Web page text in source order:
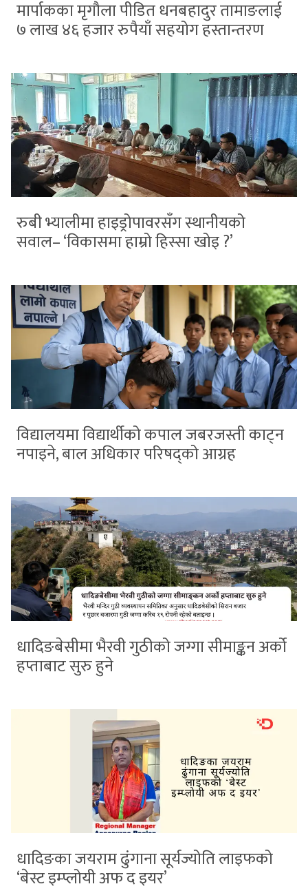
मार्पाकका मृगौला पीडित धनबहादुर तामाङलाई
७ लाख ४६ हजार रुपैयाँ सहयोग हस्तान्तरण
रुबी भ्यालीमा हाइड्रोपावरसँग स्थानीयको
सवाल– ‘विकासमा हाम्रो हिस्सा खोइ ?’
विद्यालयमा विद्यार्थीको कपाल जबरजस्ती काट्न
नपाइने, बाल अधिकार परिषद्को आग्रह
धादिङबेसीमा भैरवी गुठीको जग्गा सीमाङ्कन अर्को
हप्ताबाट सुरु हुने
धादिङका जयराम ढुंगाना सूर्यज्योति लाइफको
‘बेस्ट इम्प्लोयी अफ द इयर’